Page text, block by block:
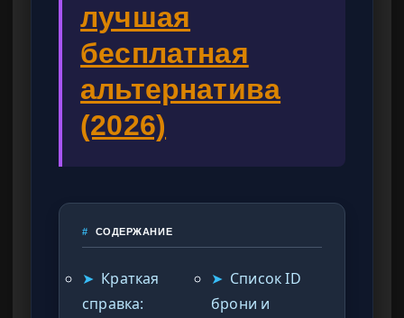
лучшая
бесплатная
альтернатива
(2026)
# СОДЕРЖАНИЕ
➤ Краткая
справка:
➤ Список ID
брони и